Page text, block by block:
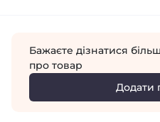
Бажаєте дізнатися
про товар
Додати